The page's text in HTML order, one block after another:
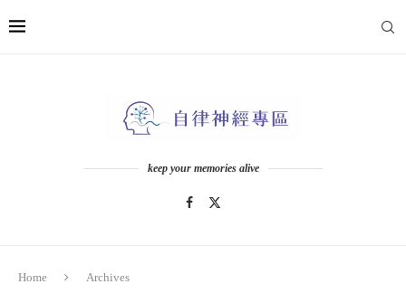
keep your memories alive
Home Archives